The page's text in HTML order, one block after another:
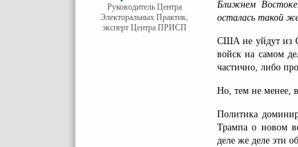
Руководитель Центра
Электоральных Практик,
эксперт Центра ПРИСП
Ближнем
осталась такой
США не уйдут из
войск на самом
частично, либо
Но, тем не менее,
Политика
Трампа о новом
деле же деле эти